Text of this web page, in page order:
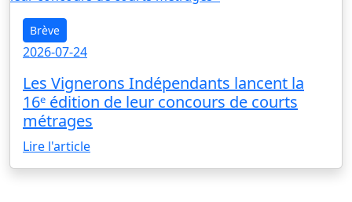
Brève
2026-07-24
Les Vignerons Indépendants lancent la
16ᵉ édition de leur concours de courts
métrages
Lire l'article